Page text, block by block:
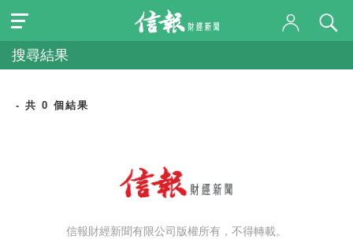
搜尋結果
- 共 0 個結果
信報財經新聞有限公司版權所有，不得轉載。